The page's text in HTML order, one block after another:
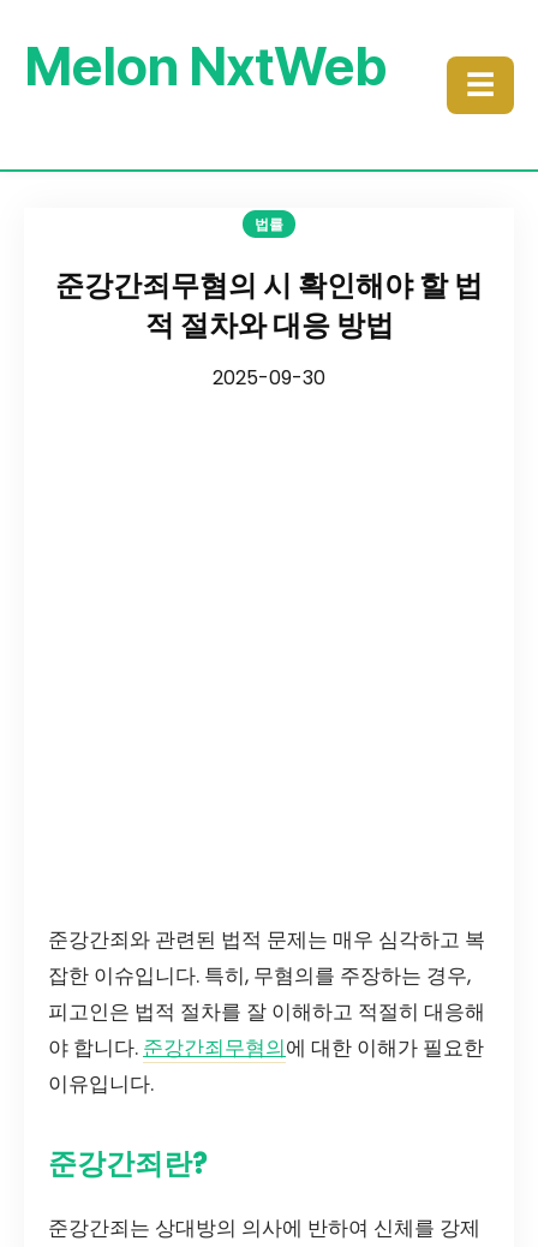
Melon NxtWeb ☰
법률
준강간죄무혐의 시 확인해야 할 법
적 절차와 대응 방법
2025-09-30
준강간죄와 관련된 법적 문제는 매우 심각하고 복
잡한 이슈입니다. 특히, 무혐의를 주장하는 경우,
피고인은 법적 절차를 잘 이해하고 적절히 대응해
야 합니다. 준강간죄무혐의에 대한 이해가 필요한
이유입니다.
준강간죄란?
준강간죄는 상대방의 의사에 반하여 신체를 강제